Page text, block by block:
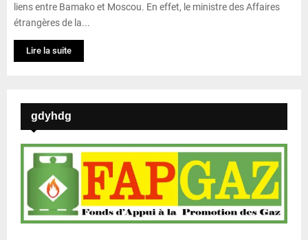
liens entre Bamako et Moscou. En effet, le ministre des Affaires
étrangères de la...
Lire la suite
gdyhdg